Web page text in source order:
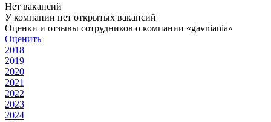
Нет вакансий
У компании нет открытых вакансий
Оценки и отзывы сотрудников о компании «gavniania»
Оценить
2018
2019
2020
2021
2022
2023
2024